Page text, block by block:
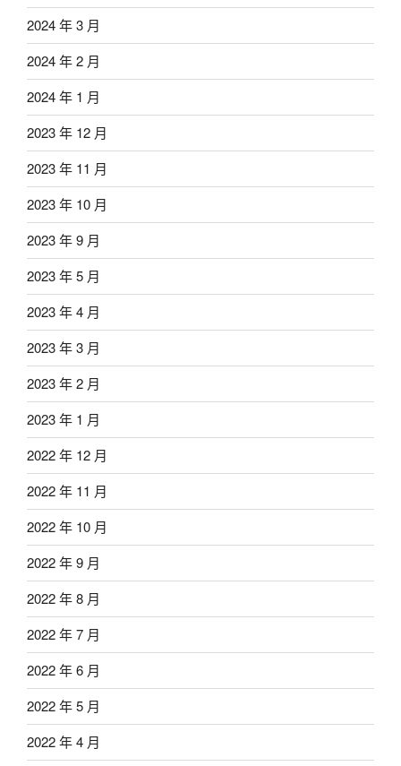
2024 年 3 月
2024 年 2 月
2024 年 1 月
2023 年 12 月
2023 年 11 月
2023 年 10 月
2023 年 9 月
2023 年 5 月
2023 年 4 月
2023 年 3 月
2023 年 2 月
2023 年 1 月
2022 年 12 月
2022 年 11 月
2022 年 10 月
2022 年 9 月
2022 年 8 月
2022 年 7 月
2022 年 6 月
2022 年 5 月
2022 年 4 月